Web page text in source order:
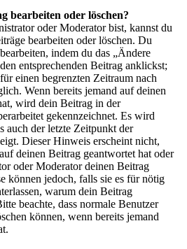
bearbeiten oder löschen?
oder Moderator bist, kannst du
bearbeiten oder löschen. Du
indem du das „Ändere
entsprechenden Beitrag anklickst;
einen begrenzten Zeitraum nach
Wenn bereits jemand auf deinen
wird dein Beitrag in der
gekennzeichnet. Es wird
auch der letzte Zeitpunkt der
Dieser Hinweis erscheint nicht,
deinen Beitrag geantwortet hat oder
oder Moderator deinen Beitrag
können jedoch, falls sie es für nötig
warum dein Beitrag
beachte, dass normale Benutzer
können, wenn bereits jemand